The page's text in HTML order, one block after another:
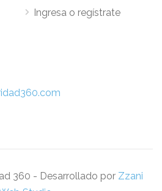
Ingresa o regístrate
360 - Desarrollado por Zzani